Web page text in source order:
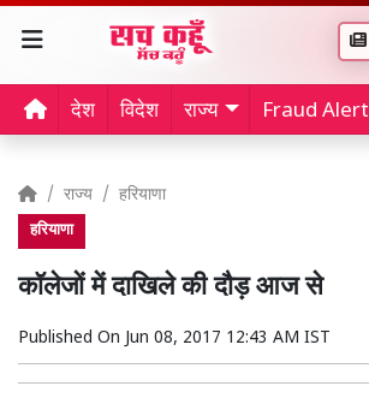
देश विदेश राज्य Fraud Alert
राज्य हरियाणा
हरियाणा
कॉलेजों में दाखिले की दौड़ आज से
Published On Jun 08, 2017 12:43 AM IST